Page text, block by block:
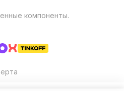
компоненты.